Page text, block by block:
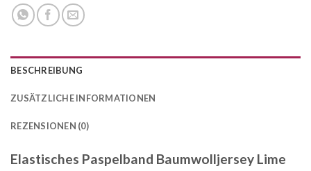
BESCHREIBUNG
ZUSÄTZLICHE INFORMATIONEN
REZENSIONEN (0)
Elastisches Paspelband Baumwolljersey Lime